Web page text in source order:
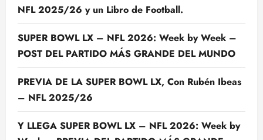
NFL 2025/26 y un Libro de Football.
SUPER BOWL LX – NFL 2026: Week by Week –
POST DEL PARTIDO MÁS GRANDE DEL MUNDO
PREVIA DE LA SUPER BOWL LX, Con Rubén Ibeas
– NFL 2025/26
Y LLEGA SUPER BOWL LX – NFL 2026: Week by